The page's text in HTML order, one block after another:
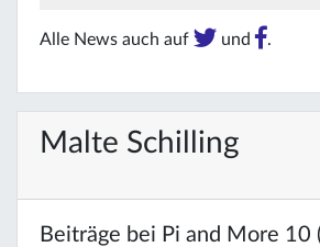
Alle News auch auf und .
Malte Schilling
Beiträge bei Pi and More 10